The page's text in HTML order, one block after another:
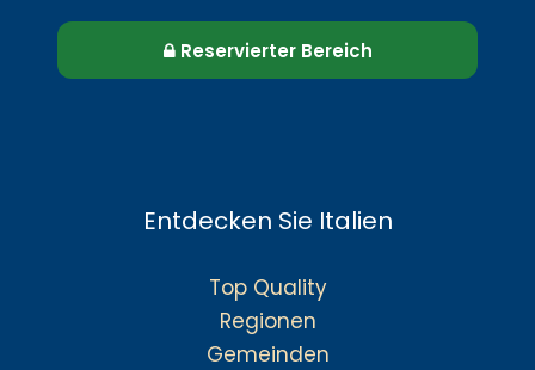
Reservierter Bereich
Entdecken Sie Italien
Top Quality
Regionen
Gemeinden